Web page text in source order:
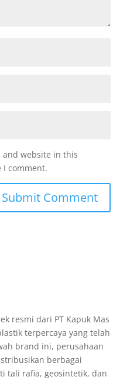
and website in this
comment.
resmi dari PT Kapuk Mas
terpercaya yang telah
brand ini, perusahaan
berbagai
tali rafia, geosintetik, dan